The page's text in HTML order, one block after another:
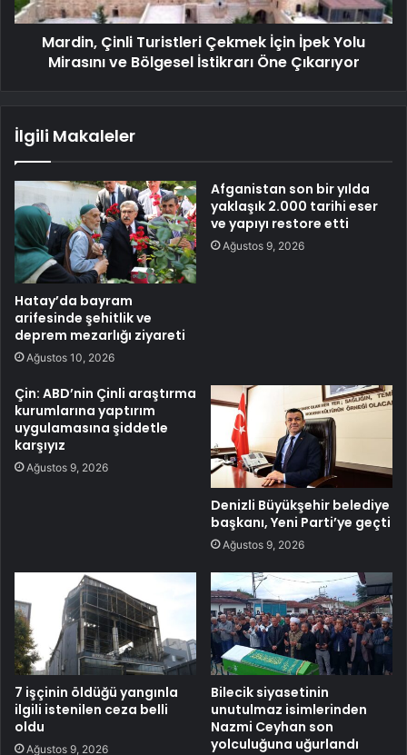
Mardin, Çinli Turistleri Çekmek İçin İpek Yolu
Mirasını ve Bölgesel İstikrarı Öne Çıkarıyor
İlgili Makaleler
Hatay’da bayram
arifesinde şehitlik ve
deprem mezarlığı ziyareti
Ağustos 10, 2026
Afganistan son bir yılda
yaklaşık 2.000 tarihi eser
ve yapıyı restore etti
Ağustos 9, 2026
Çin: ABD’nin Çinli araştırma
kurumlarına yaptırım
uygulamasına şiddetle
karşıyız
Ağustos 9, 2026
Denizli Büyükşehir belediye
başkanı, Yeni Parti’ye geçti
Ağustos 9, 2026
7 işçinin öldüğü yangınla
ilgili istenilen ceza belli
oldu
Ağustos 9, 2026
Bilecik siyasetinin
unutulmaz isimlerinden
Nazmi Ceyhan son
yolculuğuna uğurlandı